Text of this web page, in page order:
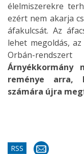
élelmiszerekre
ezért nem akarja
áfakulcsát. Az
lehet megoldás,
Orbán-
Árnyékkormány
reménye arra,
számára újra
RSS